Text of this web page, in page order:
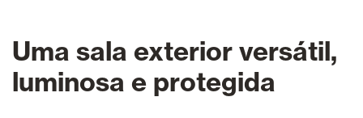
Uma sala exterior versátil,
luminosa e protegida